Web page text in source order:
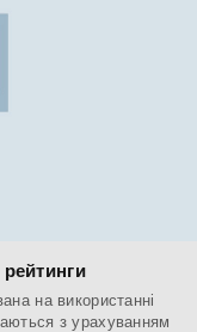
на використанні
з урахуванням